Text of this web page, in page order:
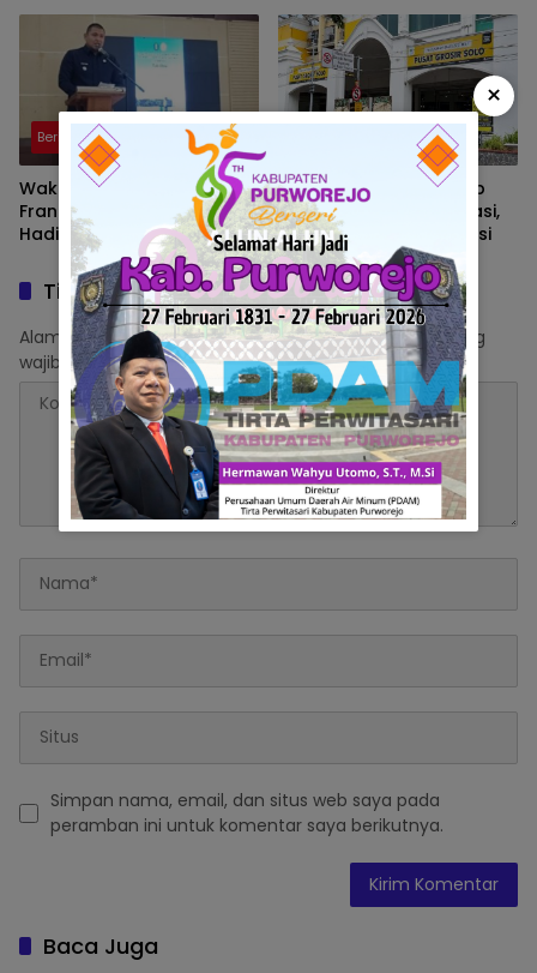
AFF
Berita
Wakil Walikota Prabumulih,
Frangky Nasril, S.Kom., M.M.,
Hadiri Talk Show, Bertanjuk
Antartika dan Masa Depan
Bumi di SMAN 2 Prabumulih
Pusat Grosir Solo Tutup
Imbas Masalah Investasi,
Walikota Solo Beri Solusi
Tinggalkan Balasan
Alamat email Anda tidak akan dipublikasikan. Ruas yang
wajib ditandai*
Simpan nama, email, dan situs web saya pada
peramban ini untuk komentar saya berikutnya.
Baca Juga
×